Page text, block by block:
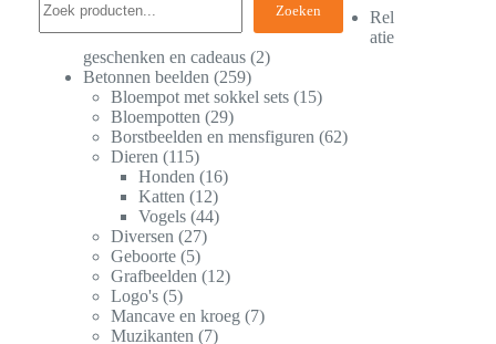
Zoeken
Rel
atie
geschenken en cadeaus 2
Betonnen beelden
259
Bloempot met sokkel sets 15
Bloempotten
29
Borstbeelden en mensfiguren 62
Dieren
115
Honden
16
Katten
12
Vogels 44
Diversen
27
Geboorte 5
Grafbeelden
12
Logo's 5
Mancave en kroeg
7
Muzikanten
7